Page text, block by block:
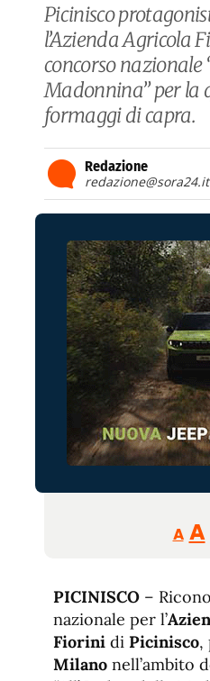
Picinisco
l’Azienda Agricola
concorso nazionale
Madonnina” per la
formaggi di capra.
Redazione
redazione@sora24.it
A A
PICINISCO –
nazionale per l’
Fiorini di Picinisco,
Milano nell’ambito